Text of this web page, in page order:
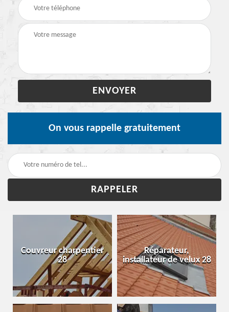
On vous rappelle gratuitement
Couvreur charpentier
28
Réparateur,
installateur de velux 28